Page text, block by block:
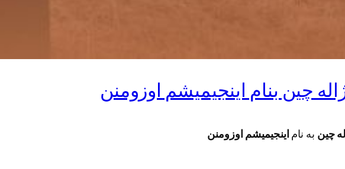
چین بنام اینجیمیشم اوزومنن
چین به نام اینجیمیشم اوزومنن